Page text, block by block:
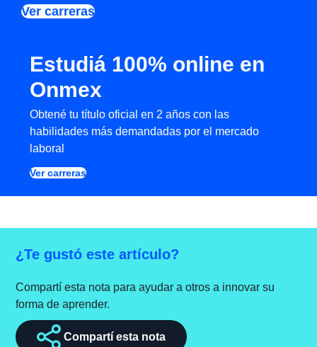
Ver carreras
Estudiá 100% online en
Onmex
Obtené tu título oficial en 2 años con las
habilidades más demandadas por el mercado
laboral
Ver carreras
¿Te gustó este artículo?
Compartí esta nota para ayudar a otros a innovar su
forma de aprender.
Compartí esta nota